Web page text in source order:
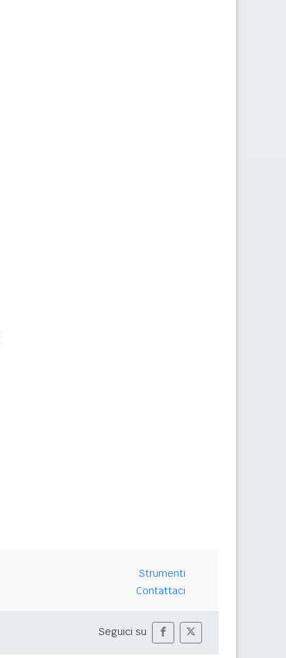
Strumenti
Contattaci
Seguici su